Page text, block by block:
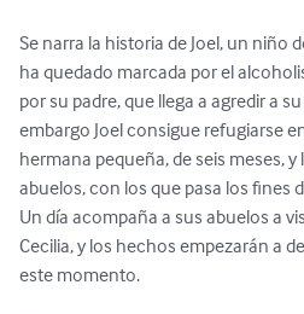
Se narra la historia de Joel, un niño
ha quedado marcada por el
por su padre, que llega a agredir a
embargo Joel consigue refugiarse
hermana pequeña, de seis meses, y
abuelos, con los que pasa los fines
Un día acompaña a sus abuelos a
Cecilia, y los hechos empezarán a
este momento.